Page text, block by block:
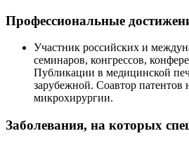
Профессиональные
Участник российских и
семинаров, конгрессов,
Публикации в медицинской
зарубежной. Соавтор патентов
микрохирургии.
Заболевания, на которых